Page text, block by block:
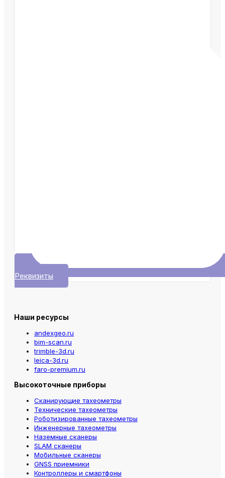
Реквизиты
Наши ресурсы
andexgeo.ru
bim-scan.ru
trimble-3d.ru
leica-3d.ru
faro-premium.ru
Высокоточные приборы
Сканирующие тахеометры
Технические тахеометры
Роботизированные тахеометры
Инженерные тахеометры
Наземные сканеры
SLAM сканеры
Мобильные сканеры
GNSS приемники
Контроллеры и смартфоны